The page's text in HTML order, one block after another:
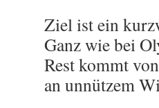
Ziel ist ein
Ganz wie bei
Rest kommt
an unnützem